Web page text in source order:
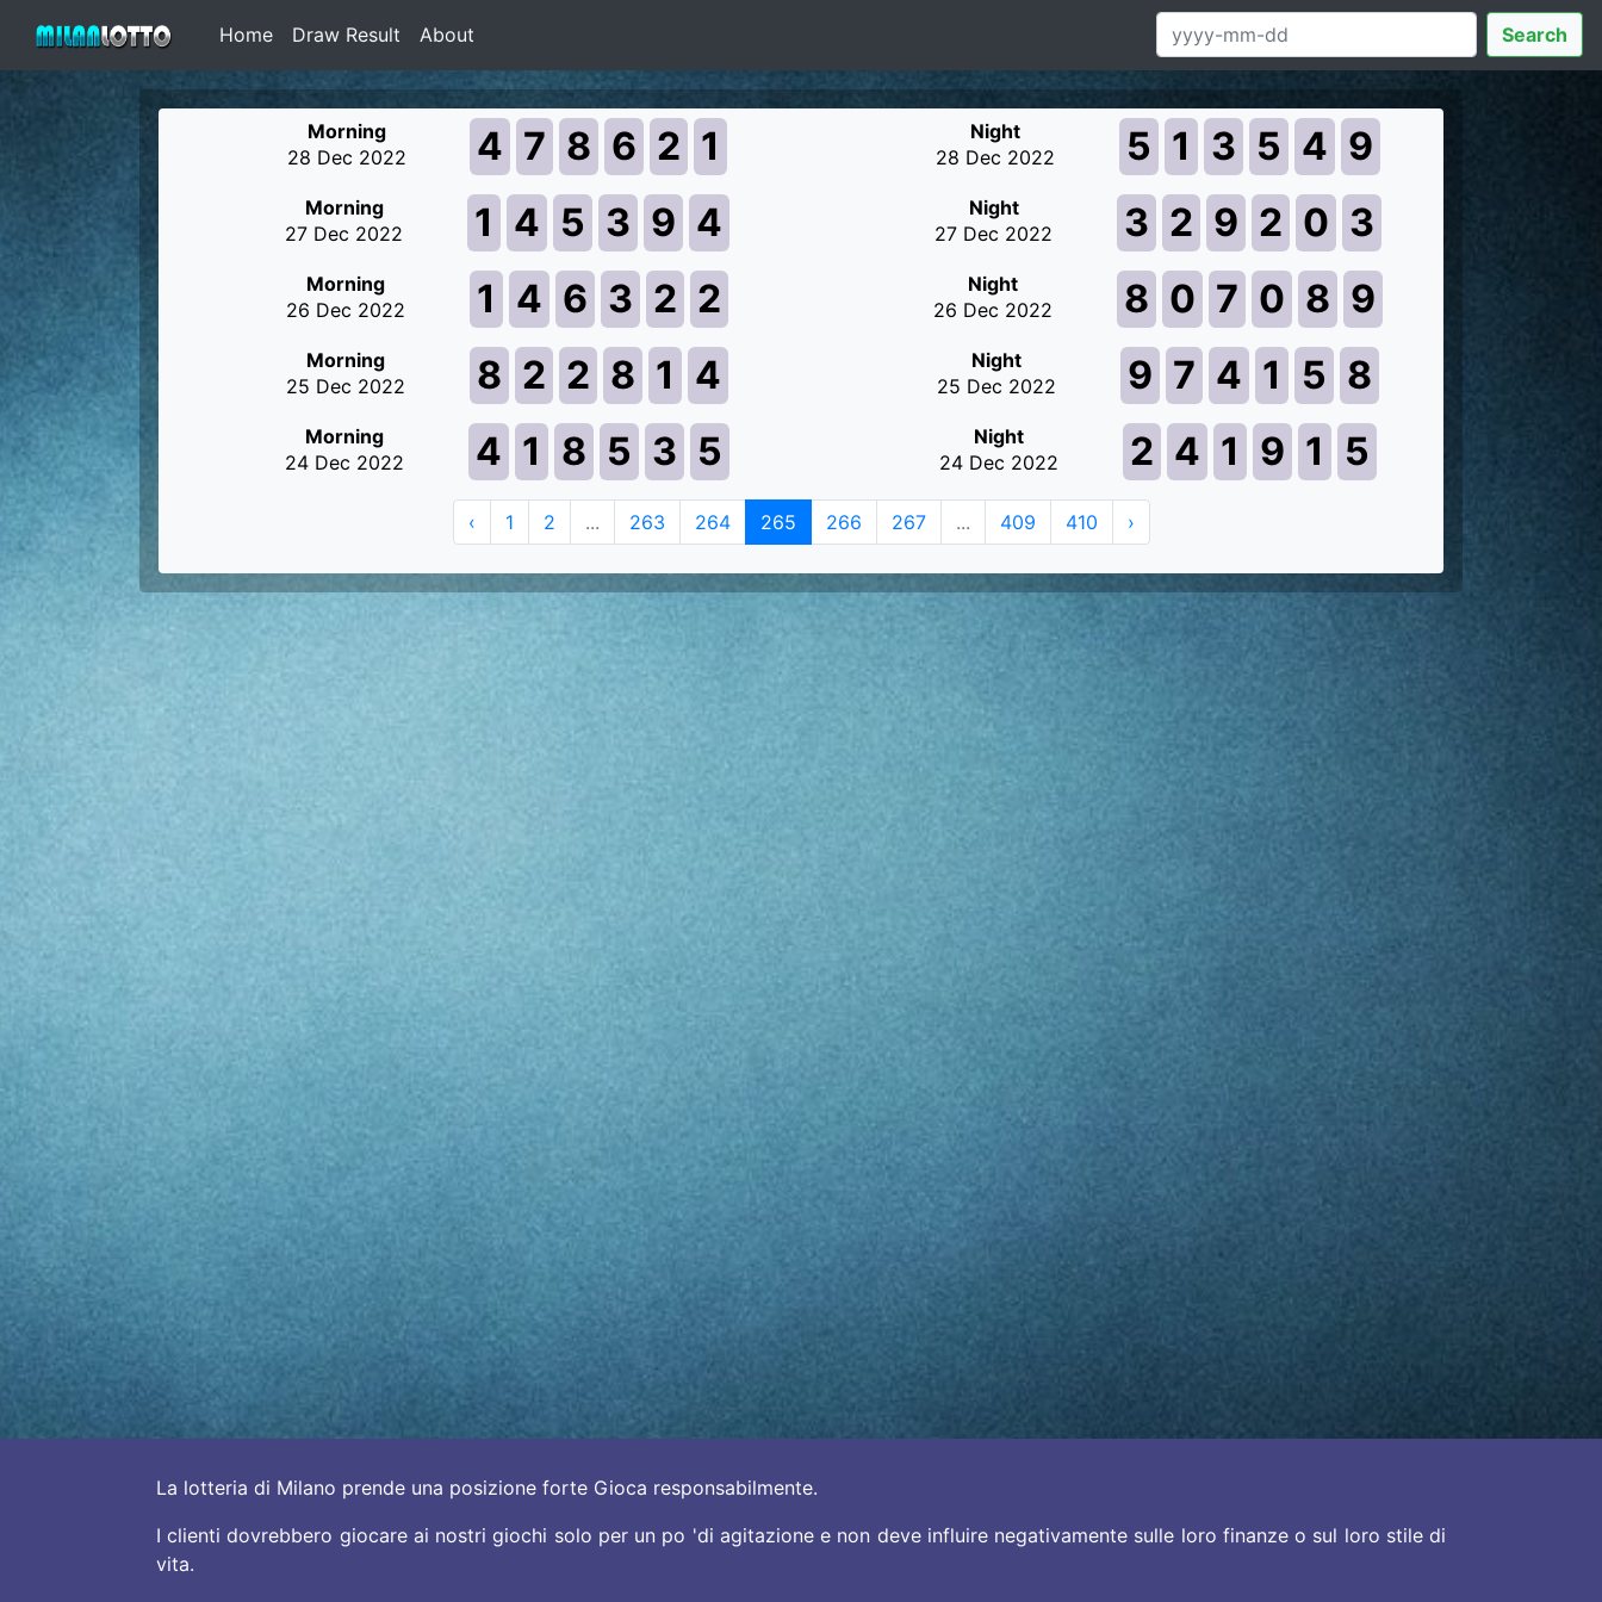
Home Draw Result About Search
Morning
28 Dec 2022
4 7 8 6 2 1
Night
28 Dec 2022
5 1 3 5 4 9
Morning
27 Dec 2022
1 4 5 3 9 4
Night
27 Dec 2022
3 2 9 2 0 3
Morning
26 Dec 2022
1 4 6 3 2 2
Night
26 Dec 2022
8 0 7 0 8 9
Morning
25 Dec 2022
8 2 2 8 1 4
Night
25 Dec 2022
9 7 4 1 5 8
Morning
24 Dec 2022
4 1 8 5 3 5
Night
24 Dec 2022
2 4 1 9 1 5
‹ 1 2 ... 263 264 265 266 267 ... 409 410 ›
La lotteria di Milano prende una posizione forte Gioca responsabilmente.
I clienti dovrebbero giocare ai nostri giochi solo per un po 'di agitazione e non deve influire negativamente sulle loro finanze o sul loro stile di
vita.